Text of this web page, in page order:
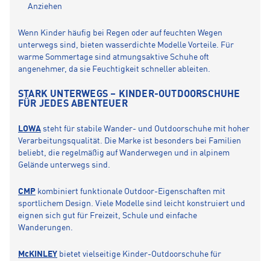
Anziehen
Wenn Kinder häufig bei Regen oder auf feuchten Wegen
unterwegs sind, bieten wasserdichte Modelle Vorteile. Für
warme Sommertage sind atmungsaktive Schuhe oft
angenehmer, da sie Feuchtigkeit schneller ableiten.
STARK UNTERWEGS – KINDER-OUTDOORSCHUHE
FÜR JEDES ABENTEUER
LOWA steht für stabile Wander- und Outdoorschuhe mit hoher
Verarbeitungsqualität. Die Marke ist besonders bei Familien
beliebt, die regelmäßig auf Wanderwegen und in alpinem
Gelände unterwegs sind.
CMP kombiniert funktionale Outdoor-Eigenschaften mit
sportlichem Design. Viele Modelle sind leicht konstruiert und
eignen sich gut für Freizeit, Schule und einfache
Wanderungen.
McKINLEY bietet vielseitige Kinder-Outdoorschuhe für